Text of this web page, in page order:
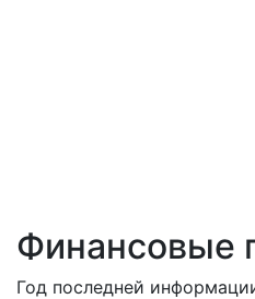
Финансовые
Год последней